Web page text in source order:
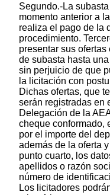
Segundo.-La
momento anterior a
realiza el pago de la
procedimiento.
presentar sus
de subasta hasta
sin perjuicio de que
la licitación con
Dichas ofertas, que
serán registradas en
Delegación de la
cheque conformado,
por el importe del
además de la oferta
punto cuarto, los
apellidos o razón
número de
Los licitadores